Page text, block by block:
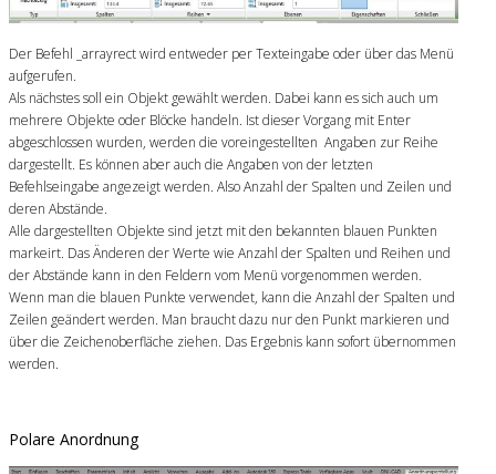
Der Befehl _arrayrect wird entweder per Texteingabe oder über das Menü
aufgerufen.
Als nächstes soll ein Objekt gewählt werden. Dabei kann es sich auch um
mehrere Objekte oder Blöcke handeln. Ist dieser Vorgang mit Enter
abgeschlossen wurden, werden die voreingestellten Angaben zur Reihe
dargestellt. Es können aber auch die Angaben von der letzten
Befehlseingabe angezeigt werden. Also Anzahl der Spalten und Zeilen und
deren Abstände.
Alle dargestellten Objekte sind jetzt mit den bekannten blauen Punkten
markeirt. Das Änderen der Werte wie Anzahl der Spalten und Reihen und
der Abstände kann in den Feldern vom Menü vorgenommen werden.
Wenn man die blauen Punkte verwendet, kann die Anzahl der Spalten und
Zeilen geändert werden. Man braucht dazu nur den Punkt markieren und
über die Zeichenoberfläche ziehen. Das Ergebnis kann sofort übernommen
werden.
Polare Anordnung